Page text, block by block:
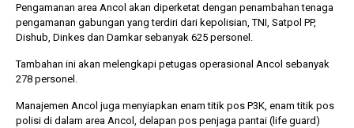
Pengamanan area Ancol akan diperketat dengan penambahan tenaga
pengamanan gabungan yang terdiri dari kepolisian, TNI, Satpol PP,
Dishub, Dinkes dan Damkar sebanyak 625 personel.
Tambahan ini akan melengkapi petugas operasional Ancol sebanyak
278 personel.
Manajemen Ancol juga menyiapkan enam titik pos P3K, enam titik pos
polisi di dalam area Ancol, delapan pos penjaga pantai (life guard)